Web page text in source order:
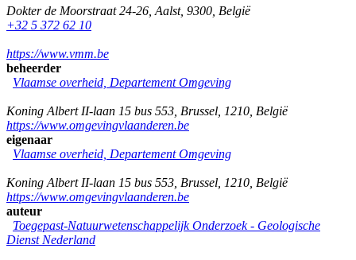
Dokter de Moorstraat 24-26 Aalst, 9300 België
+32 5 372 62 10
https://www.vmm.be
beheerder
Vlaamse overheid, Departement Omgeving
Koning Albert II-laan 15 bus 553 Brussel 1210 België
https://www.omgevingvlaanderen.be
eigenaar
Vlaamse overheid, Departement Omgeving
Koning Albert II-laan 15 bus 553 Brussel 1210 België
https://www.omgevingvlaanderen.be
auteur
Toegepast-Natuurwetenschappelijk Onderzoek - Geologische
Dienst Nederland